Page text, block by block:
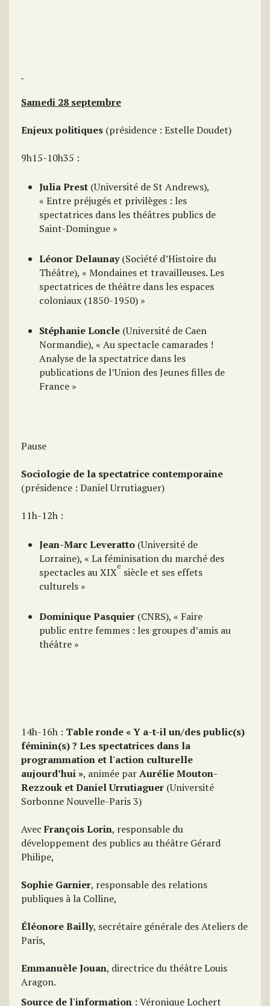
Samedi 28 septembre
Enjeux politiques (présidence : Estelle Doudet)
9h15-10h35 :
Julia Prest (Université de St Andrews),
« Entre préjugés et privilèges : les
spectatrices dans les théâtres publics de
Saint-Domingue »
Léonor Delaunay(Société d’Histoire du
Théâtre), « Mondaines et travailleuses. Les
spectatrices de théâtre dans les espaces
coloniaux (1850-1950) »
Stéphanie Loncle (Université de Caen
Normandie), « Au spectacle camarades !
Analyse de la spectatrice dans les
publications de l’Union des Jeunes filles de
France »
Pause
Sociologie de la spectatrice contemporaine
(présidence : Daniel Urrutiaguer)
11h-12h :
Jean-Marc Leveratto (Université de
Lorraine), « La féminisation du marché des
spectacles au XIXe siècle et ses effets
culturels »
Dominique Pasquier (CNRS), « Faire
public entre femmes : les groupes d’amis au
théâtre »
14h-16h : Table ronde « Y a-t-il un/des public(s)
féminin(s) ? Les spectatrices dans la
programmation et l'action culturelle
aujourd’hui », animée parAurélie Mouton-
Rezzouk et Daniel Urrutiaguer (Université
Sorbonne Nouvelle-Paris 3)
Avec François Lorin, responsable du
développement des publics au théâtre Gérard
Philipe,
Sophie Garnier, responsable des relations
publiques à la Colline,
Éléonore Bailly, secrétaire générale des Ateliers de
Paris,
Emmanuèle Jouan, directrice du théâtre Louis
Aragon.
Source de l'information : Véronique Lochert